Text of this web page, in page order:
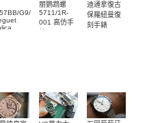
G9/9W6
丽鹦鹉螺
5711/1R-
001 高仿手
迪通拿復古
保羅紐曼復
刻手錶